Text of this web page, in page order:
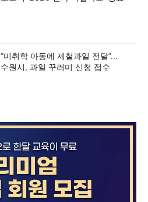
“미취학 아동에 제철과일 전달”…
수원시, 과일 꾸러미 신청 접수